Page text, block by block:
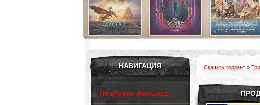
НАВИГАЦИЯ
Подборки фильмов
Скачать торрент »